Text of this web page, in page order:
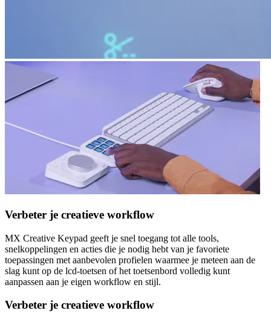
Verbeter je creatieve workflow
MX Creative Keypad geeft je snel toegang tot alle tools,
snelkoppelingen en acties die je nodig hebt van je favoriete
toepassingen met aanbevolen profielen waarmee je meteen aan de
slag kunt op de lcd-toetsen of het toetsenbord volledig kunt
aanpassen aan je eigen workflow en stijl.
Verbeter je creatieve workflow